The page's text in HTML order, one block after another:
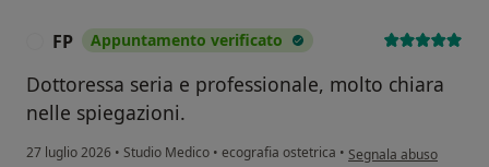
FP Appuntamento verificato
Dottoressa seria e professionale, molto chiara
nelle spiegazioni.
27 luglio 2026 • Studio Medico • ecografia ostetrica • secondo l'opinione
Segnala abuso